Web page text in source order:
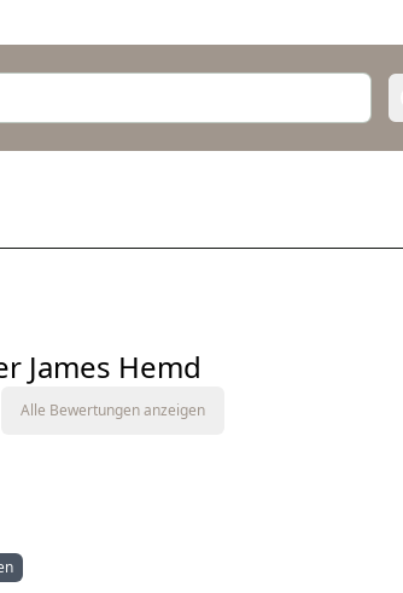
James Hemd
Alle Bewertungen anzeigen